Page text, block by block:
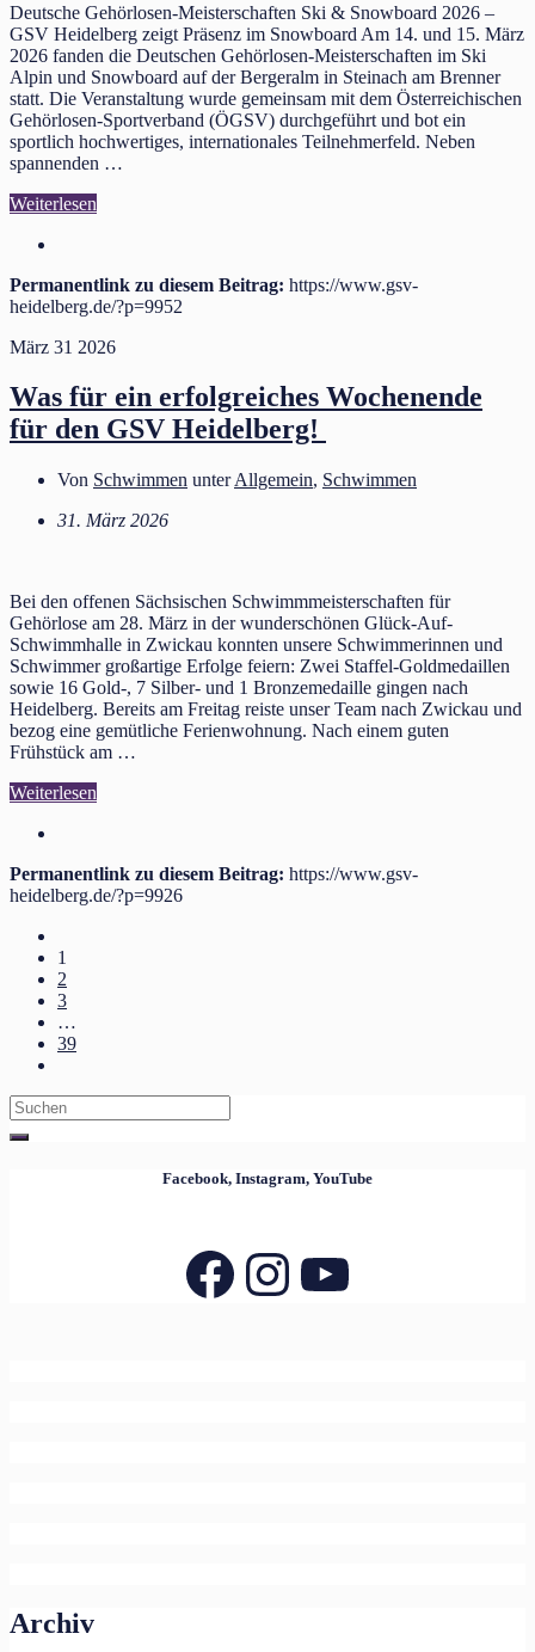
Deutsche Gehörlosen‑Meisterschaften Ski & Snowboard 2026 –
GSV Heidelberg zeigt Präsenz im Snowboard Am 14. und 15. März
2026 fanden die Deutschen Gehörlosen‑Meisterschaften im Ski
Alpin und Snowboard auf der Bergeralm in Steinach am Brenner
statt. Die Veranstaltung wurde gemeinsam mit dem Österreichischen
Gehörlosen‑Sportverband (ÖGSV) durchgeführt und bot ein
sportlich hochwertiges, internationales Teilnehmerfeld. Neben
spannenden …
Weiterlesen
Permanentlink zu diesem Beitrag: https://www.gsv-
heidelberg.de/?p=9952
März 31 2026
Was für ein erfolgreiches Wochenende
für den GSV Heidelberg!
Von Schwimmen unterAllgemein, Schwimmen
31. März 2026
Bei den offenen Sächsischen Schwimmmeisterschaften für
Gehörlose am 28. März in der wunderschönen Glück-Auf-
Schwimmhalle in Zwickau konnten unsere Schwimmerinnen und
Schwimmer großartige Erfolge feiern: Zwei Staffel-Goldmedaillen
sowie 16 Gold-, 7 Silber- und 1 Bronzemedaille gingen nach
Heidelberg. Bereits am Freitag reiste unser Team nach Zwickau und
bezog eine gemütliche Ferienwohnung. Nach einem guten
Frühstück am …
Weiterlesen
Permanentlink zu diesem Beitrag: https://www.gsv-
heidelberg.de/?p=9926
1
2
3
…
39
Search
for:
Facebook, Instagram, YouTube
Facebook
Instagram
YouTube
Archiv